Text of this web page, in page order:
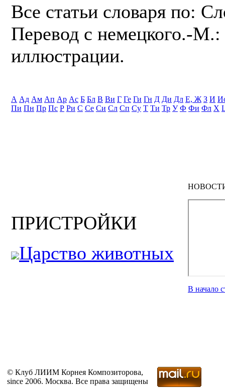
Все статьи словаря по:
Перевод с немецкого.-
иллюстрации.
А Ад Ам Ап Ар Ас Б Бл В Ви Г Ге Ги Гн Д Ди Дл Е, Ж З И
Пи Пн Пр Пс Р Ри С Се Си Сл Сп Су Т Ти Тр У Ф Фи Фл Х
ПРИСТРОЙКИ
Царство животных
В начало
© Клуб ЛИИМ Корнея Композиторова,
since 2006. Москва. Все права защищены